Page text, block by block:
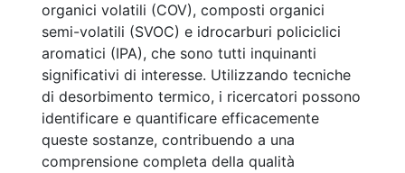
organici volatili (COV), composti organici
semi-volatili (SVOC) e idrocarburi policiclici
aromatici (IPA), che sono tutti inquinanti
significativi di interesse. Utilizzando tecniche
di desorbimento termico, i ricercatori possono
identificare e quantificare efficacemente
queste sostanze, contribuendo a una
comprensione completa della qualità